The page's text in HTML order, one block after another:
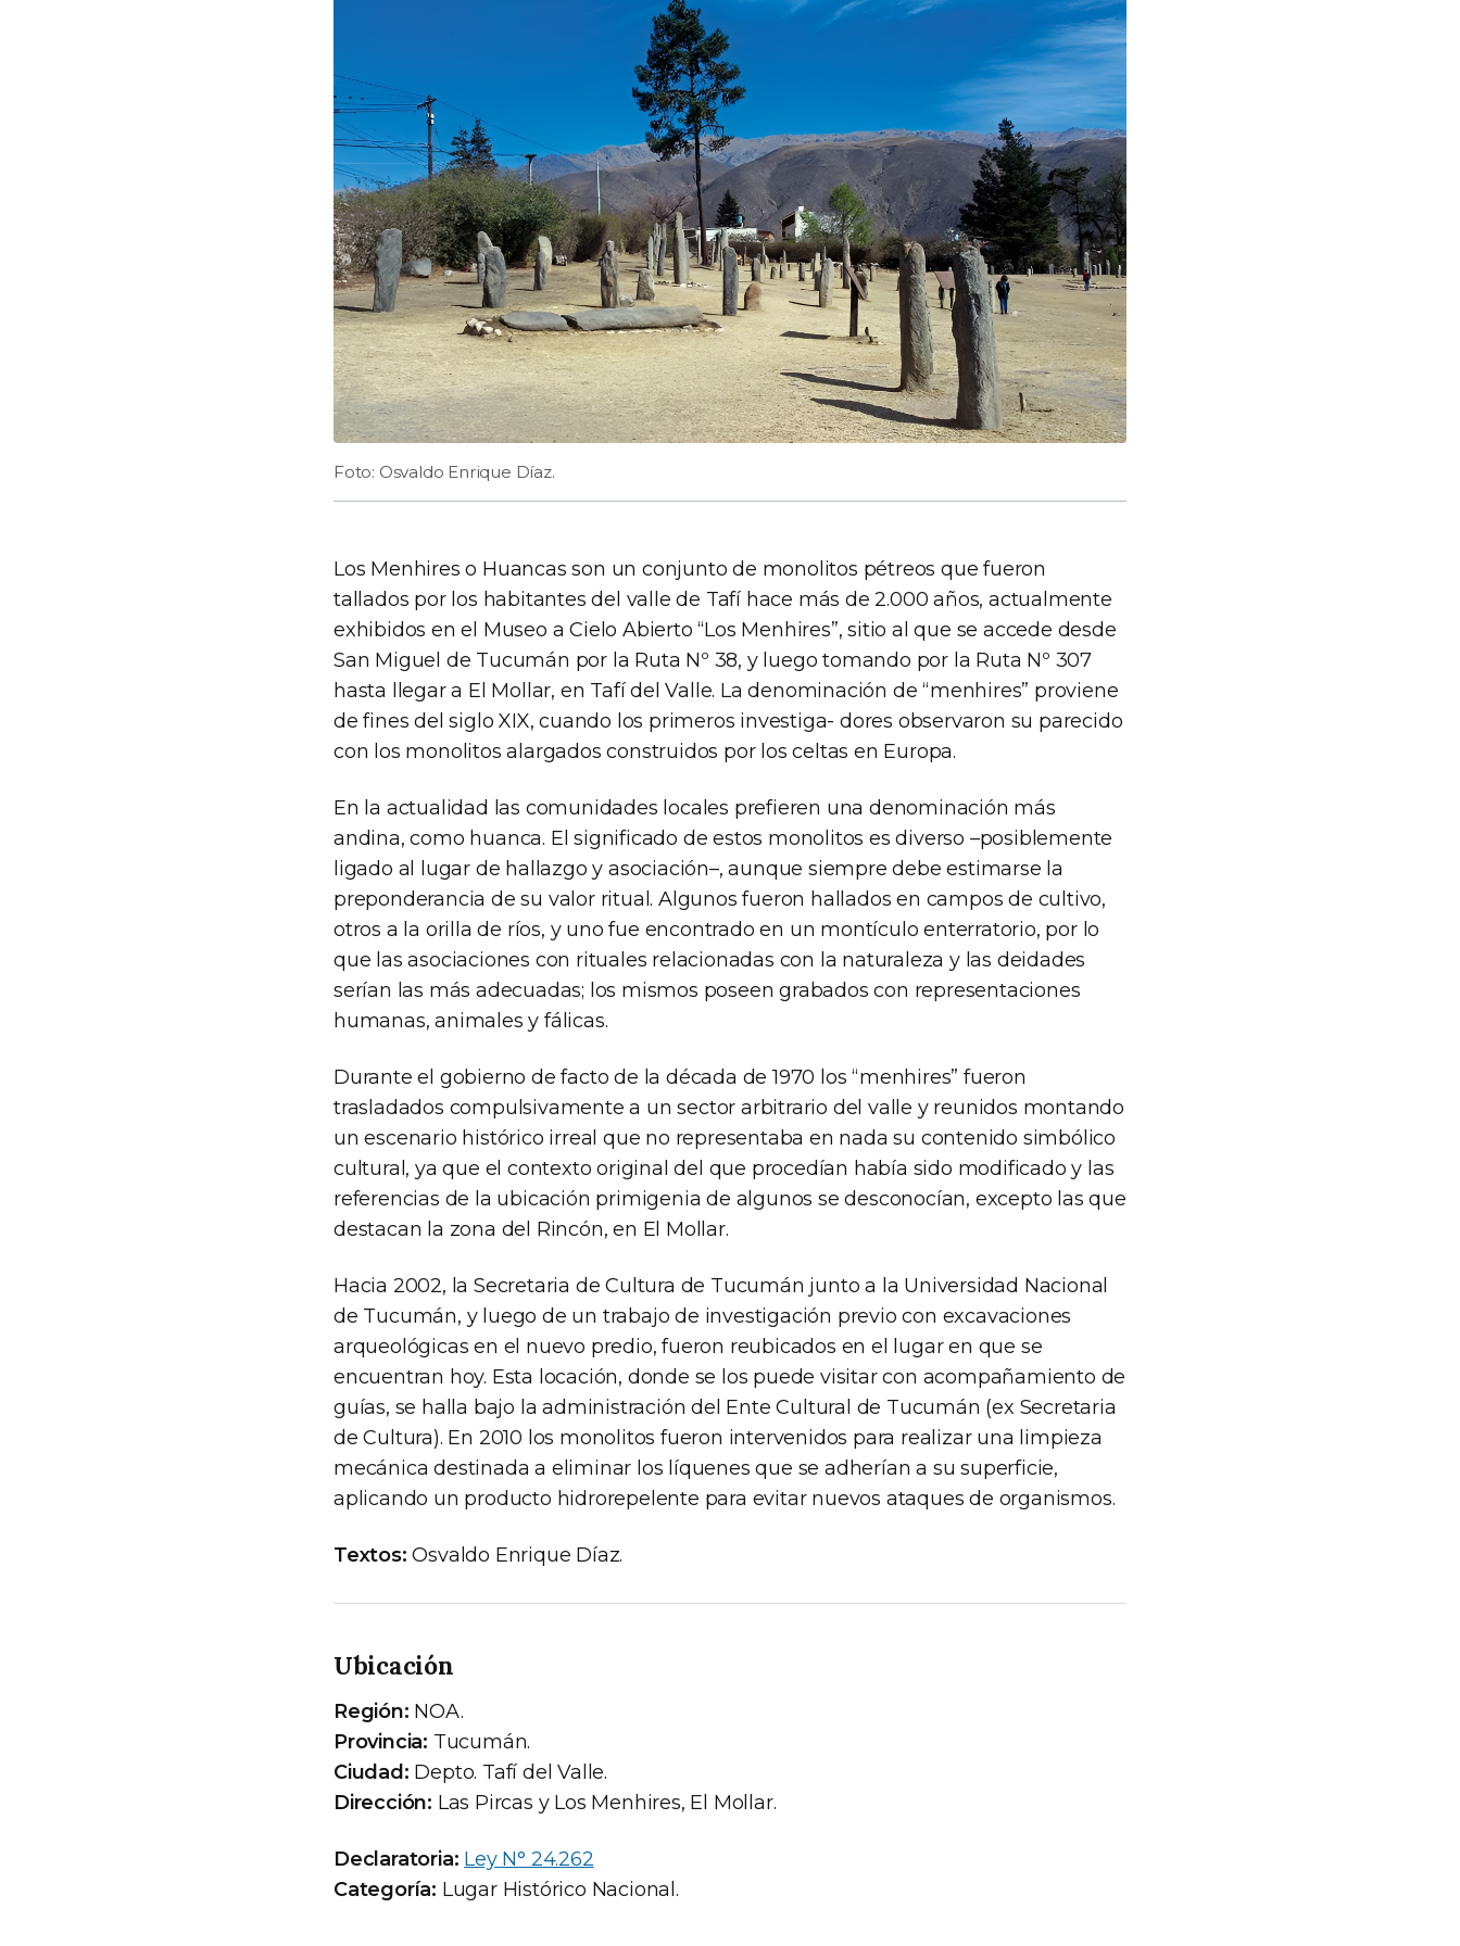
Foto: Osvaldo Enrique Díaz.
Los Menhires o Huancas son un conjunto de monolitos pétreos que fueron
tallados por los habitantes del valle de Tafí hace más de 2.000 años, actualmente
exhibidos en el Museo a Cielo Abierto “Los Menhires”, sitio al que se accede desde
San Miguel de Tucumán por la Ruta Nº 38, y luego tomando por la Ruta Nº 307
hasta llegar a El Mollar, en Tafí del Valle. La denominación de “menhires” proviene
de fines del siglo XIX, cuando los primeros investiga- dores observaron su parecido
con los monolitos alargados construidos por los celtas en Europa.
En la actualidad las comunidades locales prefieren una denominación más
andina, como huanca. El significado de estos monolitos es diverso –posiblemente
ligado al lugar de hallazgo y asociación–, aunque siempre debe estimarse la
preponderancia de su valor ritual. Algunos fueron hallados en campos de cultivo,
otros a la orilla de ríos, y uno fue encontrado en un montículo enterratorio, por lo
que las asociaciones con rituales relacionadas con la naturaleza y las deidades
serían las más adecuadas; los mismos poseen grabados con representaciones
humanas, animales y fálicas.
Durante el gobierno de facto de la década de 1970 los “menhires” fueron
trasladados compulsivamente a un sector arbitrario del valle y reunidos montando
un escenario histórico irreal que no representaba en nada su contenido simbólico
cultural, ya que el contexto original del que procedían había sido modificado y las
referencias de la ubicación primigenia de algunos se desconocían, excepto las que
destacan la zona del Rincón, en El Mollar.
Hacia 2002, la Secretaria de Cultura de Tucumán junto a la Universidad Nacional
de Tucumán, y luego de un trabajo de investigación previo con excavaciones
arqueológicas en el nuevo predio, fueron reubicados en el lugar en que se
encuentran hoy. Esta locación, donde se los puede visitar con acompañamiento de
guías, se halla bajo la administración del Ente Cultural de Tucumán (ex Secretaria
de Cultura). En 2010 los monolitos fueron intervenidos para realizar una limpieza
mecánica destinada a eliminar los líquenes que se adherían a su superficie,
aplicando un producto hidrorepelente para evitar nuevos ataques de organismos.
Textos: Osvaldo Enrique Díaz.
Ubicación
Región: NOA.
Provincia: Tucumán.
Ciudad: Depto. Tafí del Valle.
Dirección: Las Pircas y Los Menhires, El Mollar.
Declaratoria: Ley N° 24.262
Categoría: Lugar Histórico Nacional.